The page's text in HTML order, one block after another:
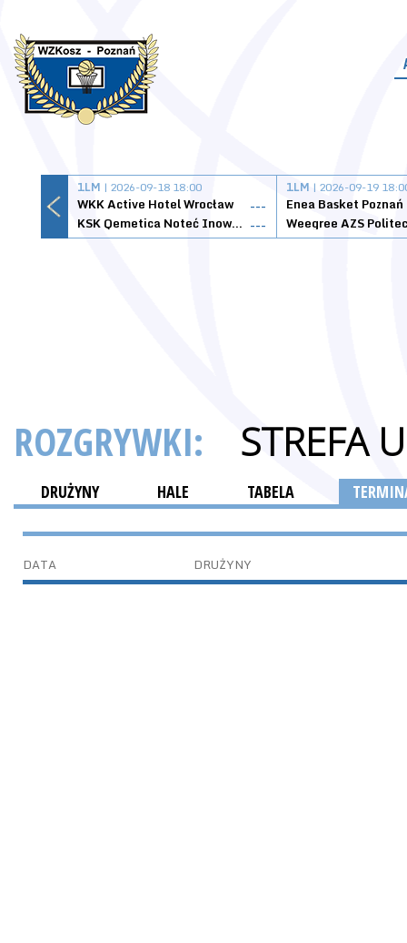
1LM | 2026-09-18 18:00
WKK Active Hotel Wrocław
---
KSK Qemetica Noteć Inowrocław ---
1LM | 2026-09-19
Enea Basket Poznań
ROZGRYWKI: STREFA
DRUŻYNY HALE TABELA
DATA DRUŻYNY